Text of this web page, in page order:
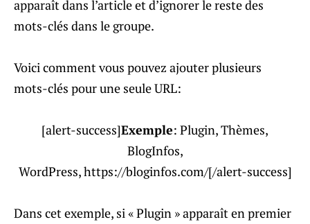
apparaît dans l’article et d’ignorer le reste des
mots-clés dans le groupe.
Voici comment vous pouvez ajouter plusieurs
mots-clés pour une seule URL:
[alert-success]Exemple: Plugin, Thèmes,
BlogInfos,
WordPress, https://bloginfos.com/[/alert-success]
Dans cet exemple, si « Plugin » apparaît en premier